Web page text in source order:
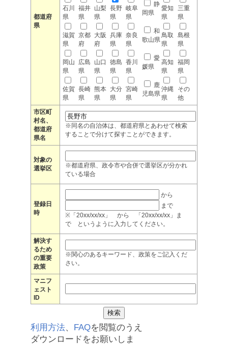
都道府
県
石川
県
福井
県
山梨
県
長野
県
岐阜
県
静
岡県
愛知
県
三重
県
滋賀
県
京都
府
大阪
府
兵庫
県
奈良
県
和
歌山県
鳥取
県
島根
県
岡山
県
広島
県
山口
県
徳島
県
香川
県
愛
媛県
高知
県
福岡
県
佐賀
県
長崎
県
熊本
県
大分
県
宮崎
県
鹿
児島県
沖縄
県
その
他
市区町
村名、
都道府
県名
※同名の自治体は、都道府県とあわせて検索
することで分けて探すことができます。
対象の
選挙区
※都道府県、政令市や合併で選挙区が分かれ
ている場合
登録日
時
から
まで
※「20xx/xx/xx」 から 「20xx/xx/xx」ま
で というように入力してください。
解決す
るため
の重要
政策
※関心のあるキーワード、政策をご記入くだ
さい。
マニフ
ェスト
ID
利用方法、 FAQを閲覧のうえ
ダウンロードをお願いしま